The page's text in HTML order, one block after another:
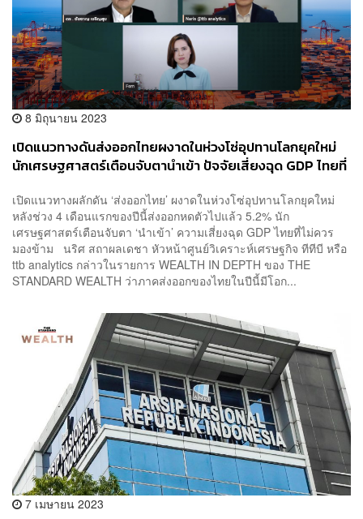
8 มิถุนายน 2023
เปิดแนวทางดันส่งออกไทยผงาดในห่วงโซ่อุปทานโลกยุคใหม่
นักเศรษฐศาสตร์เตือนจับตานำเข้า ปัจจัยเสี่ยงฉุด GDP ไทยที่
เปิดแนวทางผลักดัน ‘ส่งออกไทย’ ผงาดในห่วงโซ่อุปทานโลกยุคใหม่
หลังช่วง 4 เดือนแรกของปีนี้ส่งออกหดตัวไปแล้ว 5.2% นัก
เศรษฐศาสตร์เตือนจับตา ‘นำเข้า’ ความเสี่ยงฉุด GDP ไทยที่ไม่ควร
มองข้าม นริศ สถาผลเดชา หัวหน้าศูนย์วิเคราะห์เศรษฐกิจ ทีทีบี หรือ
ttb analytics กล่าวในรายการ WEALTH IN DEPTH ของ THE
STANDARD WEALTH ว่าภาคส่งออกของไทยในปีนี้มีโอก...
7 เมษายน 2023